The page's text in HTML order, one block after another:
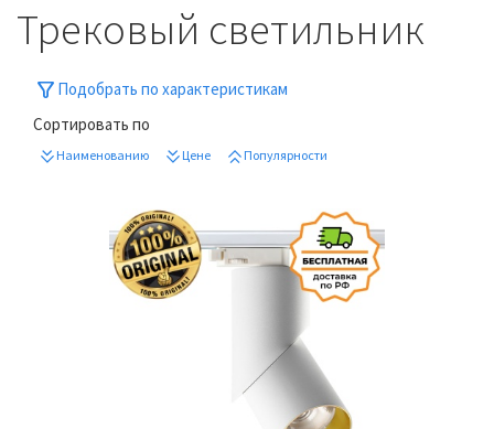
Трековый светильник
Подобрать по характеристикам
Сортировать по
Наименованию Цене Популярности